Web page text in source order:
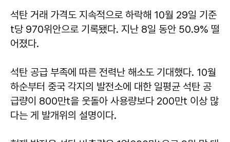
석탄 거래 가격도 지속적으로 하락해 10월 29일 기준
t당 970위안으로 기록됐다. 지난 8일 동안 50.9% 떨
어졌다.
석탄 공급 부족에 따른 전력난 해소도 기대했다. 10월
하순부터 중국 각지의 발전소에 대한 일평균 석탄 공
급량이 800만t을 웃돌아 사용량보다 200만t 이상 많
다는 게 발개위의 설명이다.